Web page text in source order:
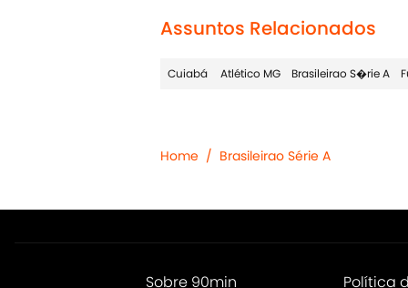
Assuntos Relacionados
Cuiabá Atlético MG Brasileirao S�rie A
Home / Brasileirao Série A
Sobre 90min Política